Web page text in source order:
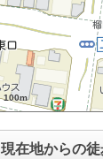
100m
現在地からの徒